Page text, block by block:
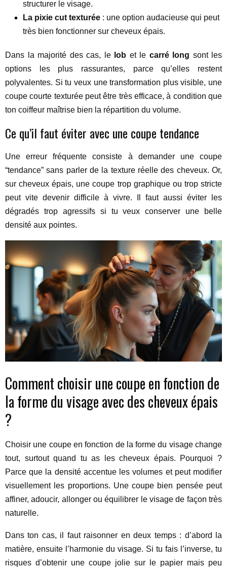
structurer le visage.
La pixie cut texturée : une option audacieuse qui peut
très bien fonctionner sur cheveux épais.
Dans la majorité des cas, le lob et le carré long sont les
options les plus rassurantes, parce qu’elles restent
polyvalentes. Si tu veux une transformation plus visible, une
coupe courte texturée peut être très efficace, à condition que
ton coiffeur maîtrise bien la répartition du volume.
Ce qu’il faut éviter avec une coupe tendance
Une erreur fréquente consiste à demander une coupe
“tendance” sans parler de la texture réelle des cheveux. Or,
sur cheveux épais, une coupe trop graphique ou trop stricte
peut vite devenir difficile à vivre. Il faut aussi éviter les
dégradés trop agressifs si tu veux conserver une belle
densité aux pointes.
Comment choisir une coupe en fonction de
la forme du visage avec des cheveux épais
?
Choisir une coupe en fonction de la forme du visage change
tout, surtout quand tu as les cheveux épais. Pourquoi ?
Parce que la densité accentue les volumes et peut modifier
visuellement les proportions. Une coupe bien pensée peut
affiner, adoucir, allonger ou équilibrer le visage de façon très
naturelle.
Dans ton cas, il faut raisonner en deux temps : d’abord la
matière, ensuite l’harmonie du visage. Si tu fais l’inverse, tu
risques d’obtenir une coupe jolie sur le papier mais peu